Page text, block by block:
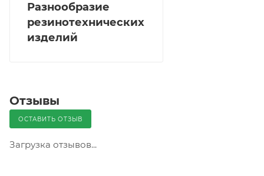
Разнообразие
резинотехнических
изделий
Отзывы
ОСТАВИТЬ ОТЗЫВ
Загрузка отзывов...